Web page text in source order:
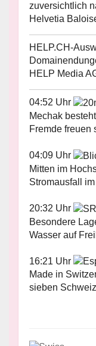
zuversichtlich
Helvetia
HELP.CH-
HELP Media
04:52 Uhr
Mechak
Fremde freuen
04:09 Uhr
Mitten im
Stromausfall
20:32 Uhr
Besondere
Wasser auf
16:21 Uhr
Made in
sieben